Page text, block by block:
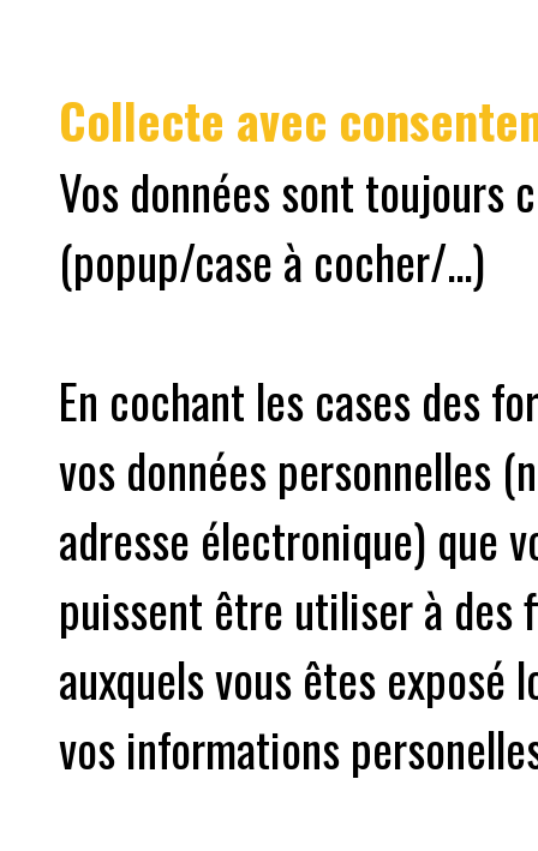
Collecte avec
Vos données sont toujours
(popup/case à cocher/...)
En cochant les cases des
vos données personnelles
adresse électronique) que
puissent être utiliser à des
auxquels vous êtes
vos informations